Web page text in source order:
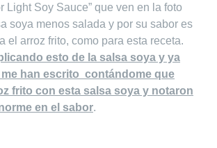
Light Soy Sauce” que ven en la foto
soya menos salada y por su sabor es
el arroz frito, como para esta receta.
esto de la salsa soya y ya
han escrito contándome que
frito con esta salsa soya y notaron
en el sabor.